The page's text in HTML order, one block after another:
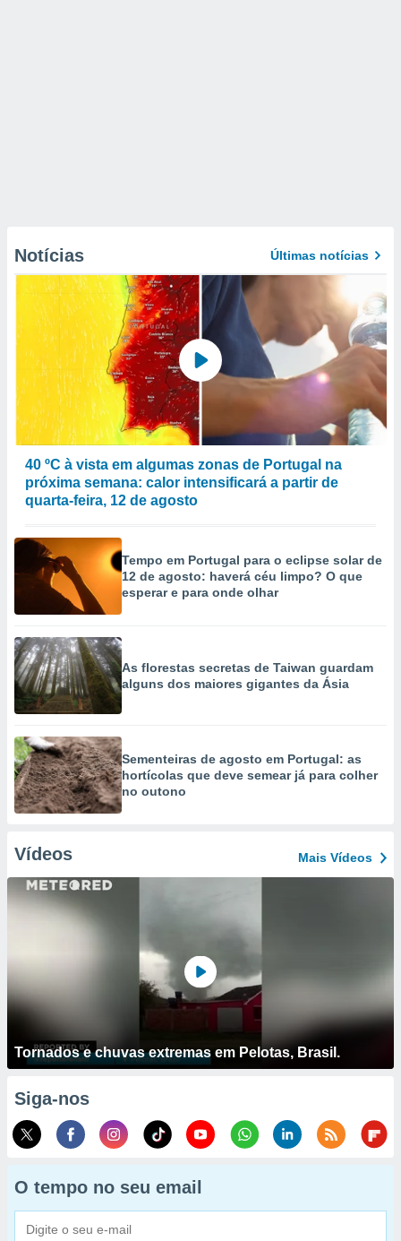
Notícias Últimas notícias
40 ºC à vista em algumas zonas de Portugal na
próxima semana: calor intensificará a partir de
quarta-feira, 12 de agosto
Tempo em Portugal para o eclipse solar de
12 de agosto: haverá céu limpo? O que
esperar e para onde olhar
As florestas secretas de Taiwan guardam
alguns dos maiores gigantes da Ásia
Sementeiras de agosto em Portugal: as
hortícolas que deve semear já para colher
no outono
Vídeos Mais Vídeos
Tornados e chuvas extremas em Pelotas, Brasil.
Siga-nos
O tempo no seu email